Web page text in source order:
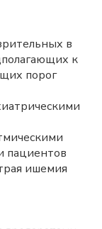
в
к
порог
пациентов
ишемия